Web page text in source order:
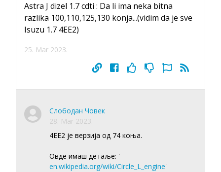
Astra J dizel 1.7 cdti : Da li ima neka bitna
razlika 100,110,125,130 konja...(vidim da je sve
Isuzu 1.7 4EE2)
25. Mar 2023.
Слободан Човек
28. Mar 2023.
4EE2 је верзија од 74 коња.
Овде имаш детаље: '
en.wikipedia.org/wiki/Circle_L_engine'